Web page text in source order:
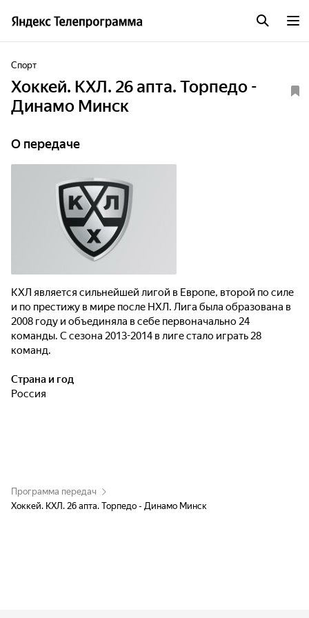
Спорт
Хоккей. КХЛ. 26 апта. Торпедо -
Динамо Минск
О передаче
КХЛ является сильнейшей лигой в Европе, второй по силе
и по престижу в мире после НХЛ. Лига была образована в
2008 году и объединяла в себе первоначально 24
команды. С сезона 2013-2014 в лиге стало играть 28
команд.
Страна и год
Россия
Программа передач
Хоккей. КХЛ. 26 апта. Торпедо - Динамо Минск